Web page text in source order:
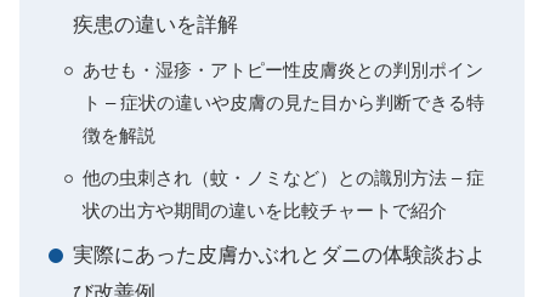
疾患の違いを詳解
あせも・湿疹・アトピー性皮膚炎との判別ポイン
ト – 症状の違いや皮膚の見た目から判断できる特
徴を解説
他の虫刺され（蚊・ノミなど）との識別方法 – 症
状の出方や期間の違いを比較チャートで紹介
実際にあった皮膚かぶれとダニの体験談およ